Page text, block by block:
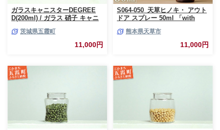
ガラスキャニスターDEGREE
D(200ml) / ガラス 硝子 キャニ
耐熱 一生もの 職人 こだわり
JIDA デザインミュージアムセ
レクション 茨城県 五霞町
茨城県五霞町
11,000円
S064-050_天草ヒノキ・ アウト
ドア スプレー 50ml 「with
熊本県天草市
11,000円